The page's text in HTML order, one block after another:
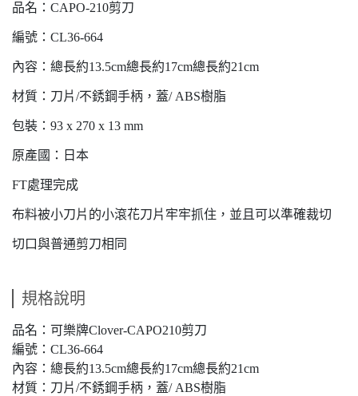
品名：CAPO-210剪刀
編號：CL36-664
內容：總長約13.5cm總長約17cm總長約21cm
材質：刀片/不銹鋼手柄，蓋/ ABS樹脂
包裝：93 x 270 x 13 mm
原產國：日本
FT處理完成
布料被小刀片的小滾花刀片牢牢抓住，並且可以準確裁切
切口與普通剪刀相同
規格說明
品名：可樂牌Clover-CAPO210剪刀
編號：CL36-664
內容：總長約13.5cm總長約17cm總長約21cm
材質：刀片/不銹鋼手柄，蓋/ ABS樹脂